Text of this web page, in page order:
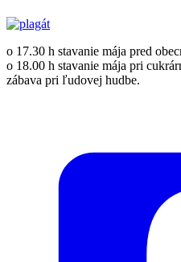
o 17.30 h stavanie mája pred
o 18.00 h stavanie mája pri
zábava pri ľudovej hudbe.